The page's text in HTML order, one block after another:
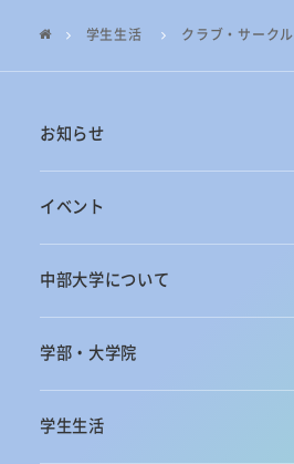
学生生活 クラブ・サークル
お知らせ
イベント
中部大学について
学部・大学院
学生生活